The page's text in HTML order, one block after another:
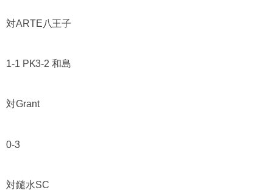
対ARTE八王子
1-1 PK3-2 和島
対Grant
0-3
対鑓水SC